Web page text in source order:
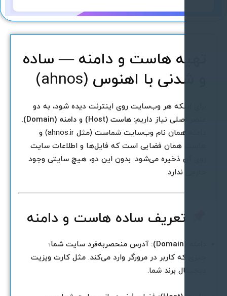
تهیه هاست و دامنه — ساده
و شدنی با اهنوس (ahnos)
برای اینکه هر وب‌سایت روی اینترنت دیده شود، به دو
عنصر اصلی نیاز داریم: هاست (Host) ودامنه (Domain)
.
دامنه همان نام وب‌سایت شماست (مثل ahnos.ir) و
هاست همان فضایی است که فایل‌ها و اطلاعات سایت
روی آن ذخیره می‌شود. بدون این دو، هیچ سایتی وجود
تعریف ساده هاست و دامنه
آدرس منحصر‌به‌فرد سایت شما؛
چیزی که کاربر در مرورگر وارد می‌کند. مثل کارت ویزیت
دیجیتال برند شما.